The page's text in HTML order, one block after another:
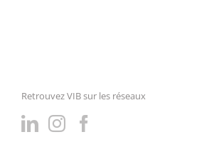
Retrouvez VIB sur les réseaux